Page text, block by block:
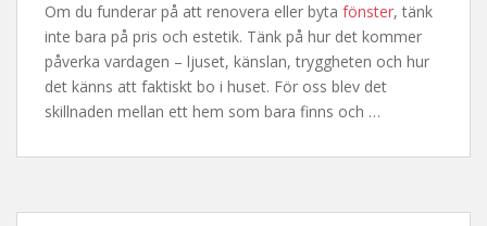
Om du funderar på att renovera eller byta fönster, tänk
inte bara på pris och estetik. Tänk på hur det kommer
påverka vardagen – ljuset, känslan, tryggheten och hur
det känns att faktiskt bo i huset. För oss blev det
skillnaden mellan ett hem som bara finns och …